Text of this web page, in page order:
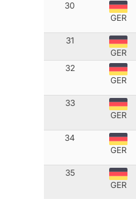
30
GER
31
GER
32
GER
33
GER
34
GER
35
GER